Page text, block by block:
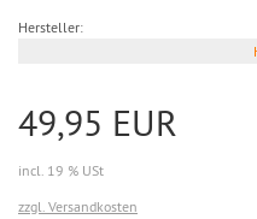
Hersteller:
49,95 EUR
incl. 19 % USt
zzgl. Versandkosten